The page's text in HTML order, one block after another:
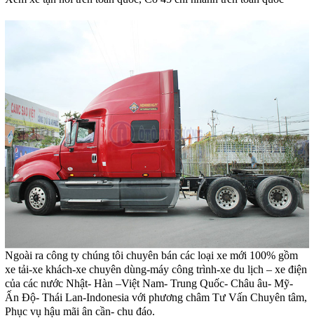
Ngoài ra công ty chúng tôi chuyên bán các loại xe mới 100% gồm
xe tải-xe khách-xe chuyên dùng-máy công trình-xe du lịch – xe điện
của các nước Nhật- Hàn –Việt Nam- Trung Quốc- Châu âu- Mỹ-
Ấn Độ- Thái Lan-Indonesia với phương châm Tư Vấn Chuyên tâm,
Phục vụ hậu mãi ân cần- chu đáo.